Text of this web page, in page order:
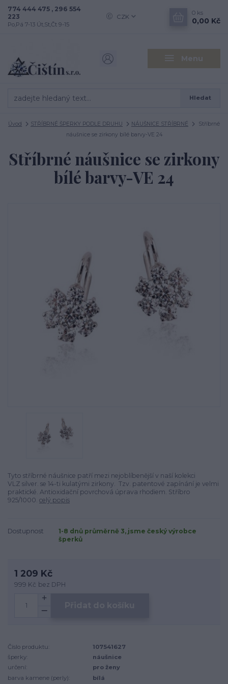
Menu
CZK
Hledat
774 444 475 , 296 554
223
Po,Pá 7-13 Út,St,Čt 9-15
0 ks
0,00 Kč
Úvod STŘÍBRNÉ ŠPERKY PODLE DRUHU NÁUŠNICE STŘÍBRNÉ
Stříbrné
náušnice se zirkony bílé barvy-VE 24
Stříbrné náušnice se zirkony
bílé barvy-VE 24
Tyto stříbrné náušnice patří mezi nejoblíbenější v naší kolekci
VLZ silver. se 14-ti kulatými zirkony. Tzv. patentové zapínání je velmi
praktické. Antioxidační povrchová úprava rhodiem. Stříbro
925/1000. celý popis
Dostupnost
1-8 dnů průměrně 3, jsme český výrobce
šperků
1 209 Kč
999 Kč bez DPH
Číslo produktu:
107541627
šperky:
náušnice
určení:
pro ženy
barva kamene (perly):
bílá